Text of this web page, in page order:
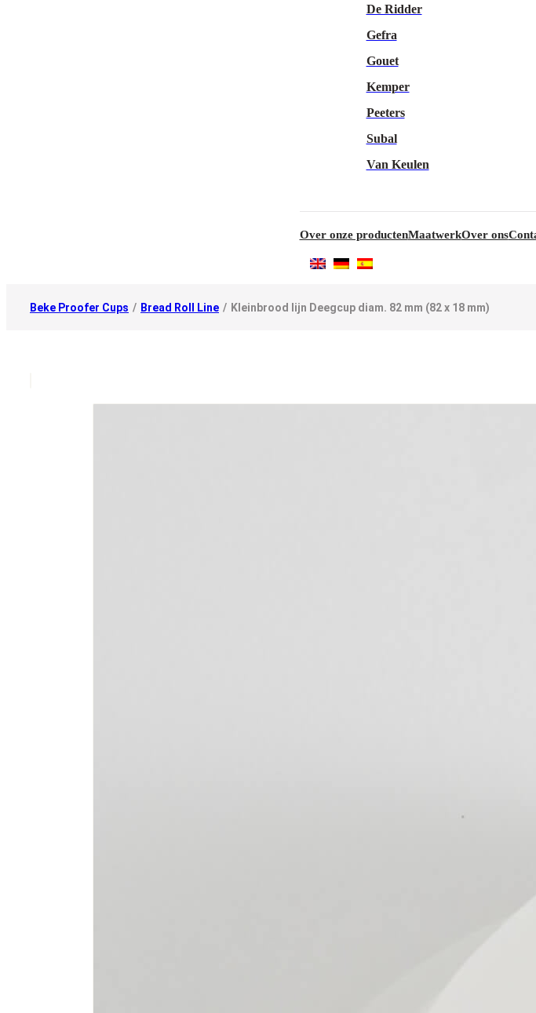
De Ridder
Gefra
Gouet
Kemper
Peeters
Subal
Van Keulen
Over onze productenMaatwerkOver ons
Beke Proofer Cups / Bread Roll Line / Kleinbrood lijn Deegcup diam. 82 mm (82 x 18 mm)